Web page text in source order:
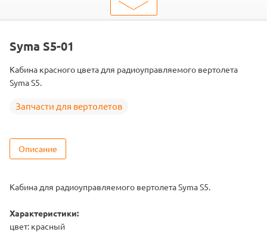
2000000014715
Тип запчасти
Syma S5-01
Кабина красного цвета для радиоуправляемого вертолета
Syma S5.
Запчасти для вертолетов
Описание
Кабина для радиоуправляемого вертолета Syma S5.
Характеристики:
цвет: красный